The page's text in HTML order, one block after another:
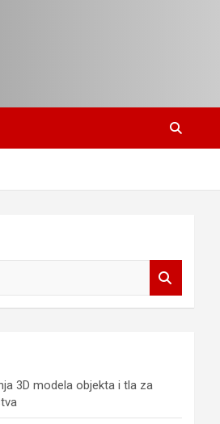
3D modela objekta i tla za